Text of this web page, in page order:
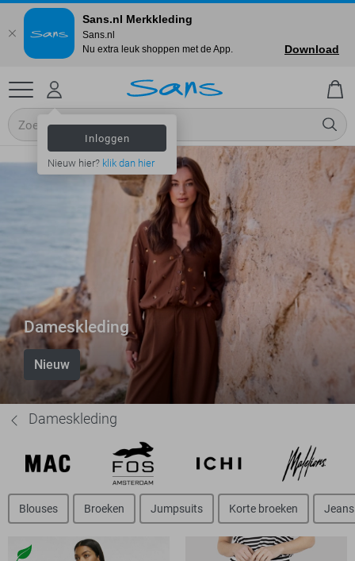
Inloggen
Nieuw hier? klik dan hier
Dameskleding
Nieuw
Dameskleding
Blouses Broeken Jumpsuits Korte broeken Jeans
Sans.nl Merkkleding
Sans.nl
Nu extra leuk shoppen met de App.
Download